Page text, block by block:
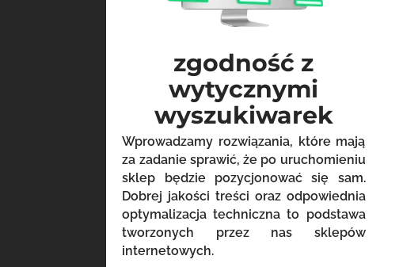
zgodność z
wytycznymi
wyszukiwarek
Wprowadzamy rozwiązania, które mają
za zadanie sprawić, że po uruchomieniu
sklep będzie pozycjonować się sam.
Dobrej jakości treści oraz odpowiednia
optymalizacja techniczna to podstawa
tworzonych przez nas sklepów
internetowych.